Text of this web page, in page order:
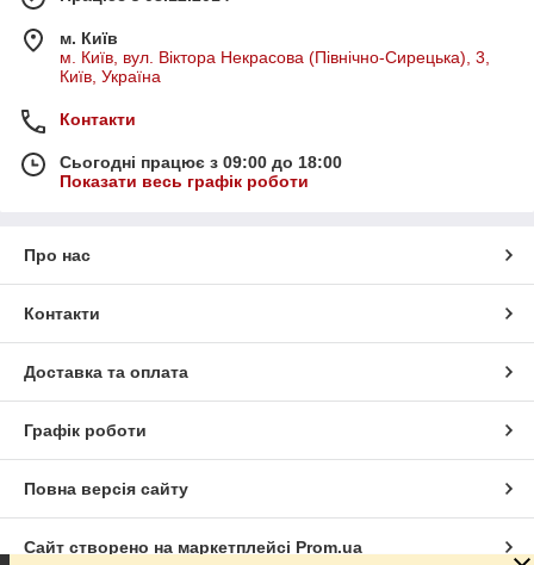
м. Київ
м. Київ, вул. Віктора Некрасова (Північно-Сирецька), 3,
Київ, Україна
Контакти
Сьогодні працює з 09:00 до 18:00
Показати весь графік роботи
Про нас
Контакти
Доставка та оплата
Графік роботи
Повна версія сайту
Сайт створено на маркетплейсі Prom.ua